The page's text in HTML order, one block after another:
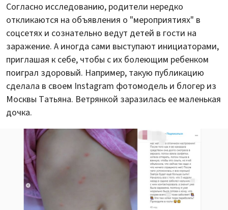
Согласно исследованию, родители нередко
откликаются на объявления о "мероприятиях" в
соцсетях и сознательно ведут детей в гости на
заражение. А иногда сами выступают инициаторами,
приглашая к себе, чтобы с их болеющим ребенком
поиграл здоровый. Например, такую публикацию
сделала в своем Instagram фотомодель и блогер из
Москвы Татьяна. Ветрянкой заразилась ее маленькая
дочка.